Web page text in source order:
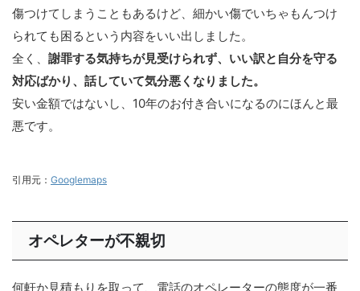
傷つけてしまうこともあるけど、細かい傷でいちゃもんつけ
られても困るという内容をいい出しました。
全く、 謝罪する気持ちが見受けられず、いい訳と自分を守る
対応ばかり、話していて気分悪くなりました。
安い金額ではないし、10年のお付き合いになるのにほんと最
悪です。
引用元： Googlemaps
オペレターが不親切
何軒か見積もりを取って、電話のオペレーターの態度が一番